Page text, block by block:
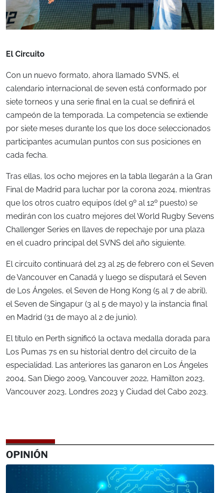
El Circuito
Con un nuevo formato, ahora llamado SVNS, el
calendario internacional de seven está conformado por
siete torneos y una serie final en la cual se definirá el
campeón de la temporada. La competencia se extiende
por siete meses durante los que los doce seleccionados
participantes acumulan puntos con sus posiciones en
cada fecha.
Tras ellas, los ocho mejores en la tabla llegarán a la Gran
Final de Madrid para luchar por la corona 2024, mientras
que los otros cuatro equipos (del 9º al 12º puesto) se
medirán con los cuatro mejores del World Rugby Sevens
Challenger Series en llaves de repechaje por una plaza
en el cuadro principal del SVNS del año siguiente.
El circuito continuará del 23 al 25 de febrero con el Seven
de Vancouver en Canadá y luego se disputará el Seven
de Los Ángeles, el Seven de Hong Kong (5 al 7 de abril),
el Seven de Singapur (3 al 5 de mayo) y la instancia final
en Madrid (31 de mayo al 2 de junio).
El título en Perth significó la octava medalla dorada para
Los Pumas 7s en su historial dentro del circuito de la
especialidad. Las anteriores las ganaron en Los Ángeles
2004, San Diego 2009, Vancouver 2022, Hamilton 2023,
Vancouver 2023, Londres 2023 y Ciudad del Cabo 2023.
OPINIÓN